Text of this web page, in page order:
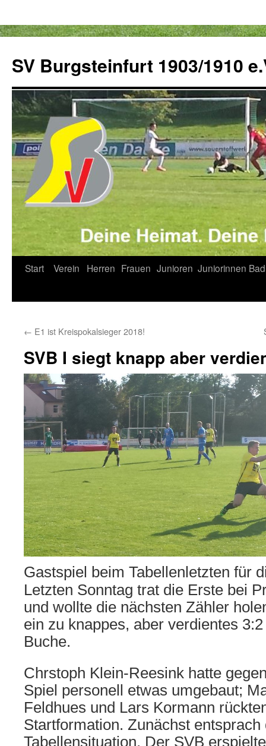
springen
SV Burgsteinfurt 1903/1910
Start Verein Herren Frauen Junioren Juniorinnen
← E1 ist Kreispokalsieger 2018!
SVB I siegt knapp aber
Gastspiel beim Tabellenletzten für
Letzten Sonntag trat die Erste bei
und wollte die nächsten Zähler
ein zu knappes, aber verdientes
Buche.
Chrstoph Klein-Reesink hatte
Spiel personell etwas umgebaut;
Feldhues und Lars Kormann
Startformation. Zunächst
Tabellensituation. Der SVB